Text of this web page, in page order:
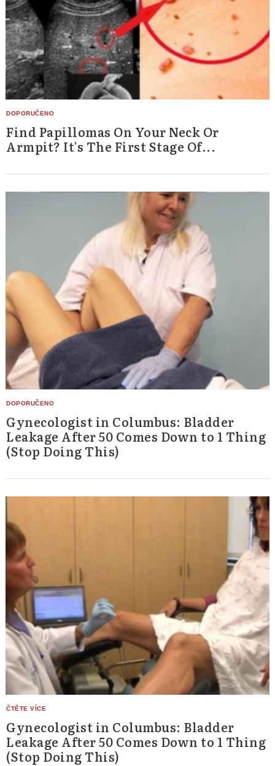
Find Papillomas On Your Neck Or
Armpit? It's The First Stage Of...
Gynecologist in Columbus: Bladder
Leakage After 50 Comes Down to 1 Thing
(Stop Doing This)
Gynecologist in Columbus: Bladder
Leakage After 50 Comes Down to 1 Thing
(Stop Doing This)